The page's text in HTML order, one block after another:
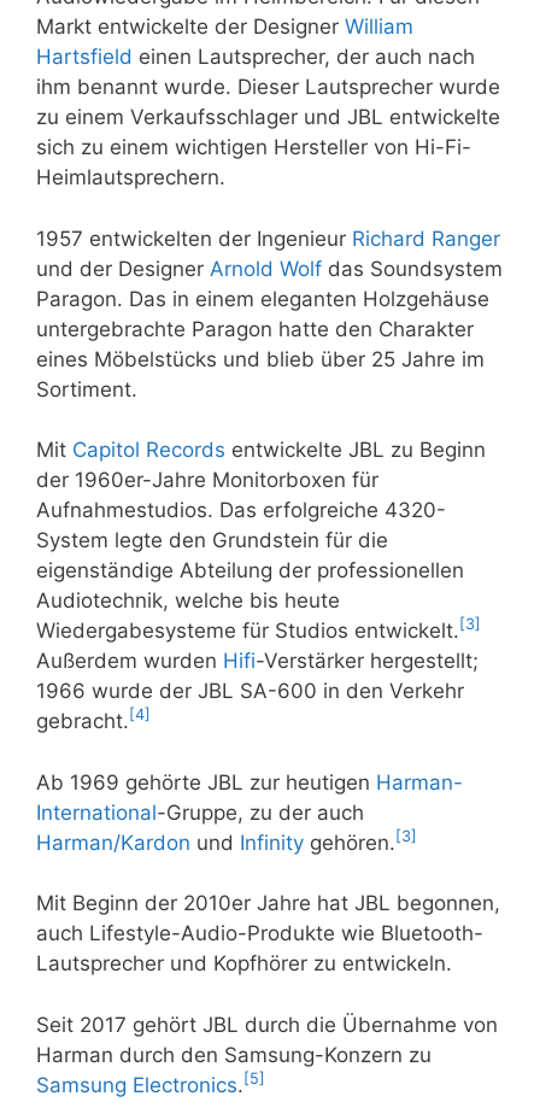
Markt entwickelte der Designer William
Hartsfield einen Lautsprecher, der auch nach
ihm benannt wurde. Dieser Lautsprecher wurde
zu einem Verkaufsschlager und JBL entwickelte
sich zu einem wichtigen Hersteller von Hi-Fi-
Heimlautsprechern.
1957 entwickelten der Ingenieur Richard Ranger
und der Designer Arnold Wolf das Soundsystem
Paragon. Das in einem eleganten Holzgehäuse
untergebrachte Paragon hatte den Charakter
eines Möbelstücks und blieb über 25 Jahre im
Sortiment.
Mit Capitol Records entwickelte JBL zu Beginn
der 1960er-Jahre Monitorboxen für
Aufnahmestudios. Das erfolgreiche 4320-
System legte den Grundstein für die
eigenständige Abteilung der professionellen
Audiotechnik, welche bis heute
Wiedergabesysteme für Studios entwickelt. [3]
Außerdem wurden Hifi-Verstärker hergestellt;
1966 wurde der JBL SA-600 in den Verkehr
gebracht. [4]
Ab 1969 gehörte JBL zur heutigen Harman-
International-Gruppe, zu der auch
Harman/Kardon und Infinity gehören.[3]
Mit Beginn der 2010er Jahre hat JBL begonnen,
auch Lifestyle-Audio-Produkte wie Bluetooth-
Lautsprecher und Kopfhörer zu entwickeln.
Seit 2017 gehört JBL durch die Übernahme von
Harman durch den Samsung-Konzern zu
Samsung Electronics.[5]